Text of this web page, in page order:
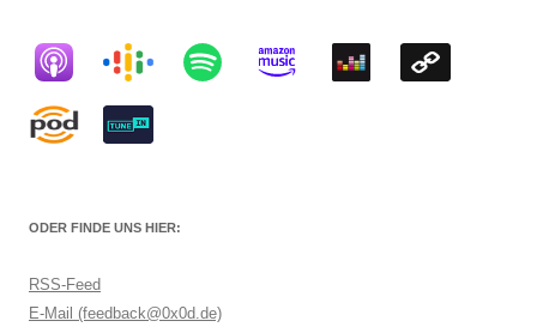
ODER FINDE UNS HIER:
RSS-Feed
E-Mail (feedback@0x0d.de)